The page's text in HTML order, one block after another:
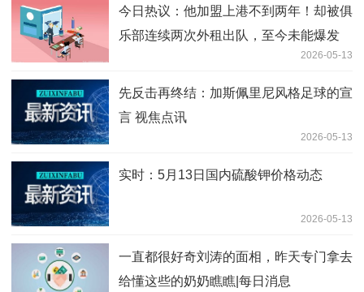
今日热议：他加盟上港不到两年！却被俱
乐部连续两次外租出队，至今未能爆发
2026-05-13
先反击再终结：加斯佩里尼风格足球的宣
言 视焦点讯
2026-05-13
实时：5月13日国内硫酸钾价格动态
2026-05-13
一直都很好奇刘涛的面相，昨天专门拿去
给懂这些的奶奶瞧瞧|每日消息